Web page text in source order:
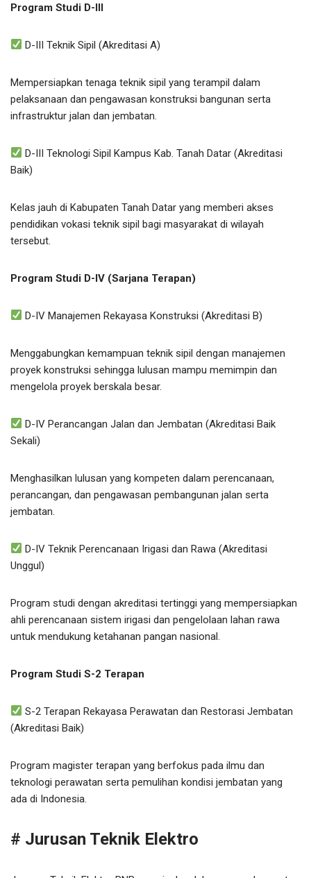
Program Studi D-III
D-III Teknik Sipil (Akreditasi A)
Mempersiapkan tenaga teknik sipil yang terampil dalam
pelaksanaan dan pengawasan konstruksi bangunan serta
infrastruktur jalan dan jembatan.
D-III Teknologi Sipil Kampus Kab. Tanah Datar (Akreditasi
Baik)
Kelas jauh di Kabupaten Tanah Datar yang memberi akses
pendidikan vokasi teknik sipil bagi masyarakat di wilayah
tersebut.
Program Studi D-IV (Sarjana Terapan)
D-IV Manajemen Rekayasa Konstruksi (Akreditasi B)
Menggabungkan kemampuan teknik sipil dengan manajemen
proyek konstruksi sehingga lulusan mampu memimpin dan
mengelola proyek berskala besar.
D-IV Perancangan Jalan dan Jembatan (Akreditasi Baik
Sekali)
Menghasilkan lulusan yang kompeten dalam perencanaan,
perancangan, dan pengawasan pembangunan jalan serta
jembatan.
D-IV Teknik Perencanaan Irigasi dan Rawa (Akreditasi
Unggul)
Program studi dengan akreditasi tertinggi yang mempersiapkan
ahli perencanaan sistem irigasi dan pengelolaan lahan rawa
untuk mendukung ketahanan pangan nasional.
Program Studi S-2 Terapan
S-2 Terapan Rekayasa Perawatan dan Restorasi Jembatan
(Akreditasi Baik)
Program magister terapan yang berfokus pada ilmu dan
teknologi perawatan serta pemulihan kondisi jembatan yang
ada di Indonesia.
# Jurusan Teknik Elektro